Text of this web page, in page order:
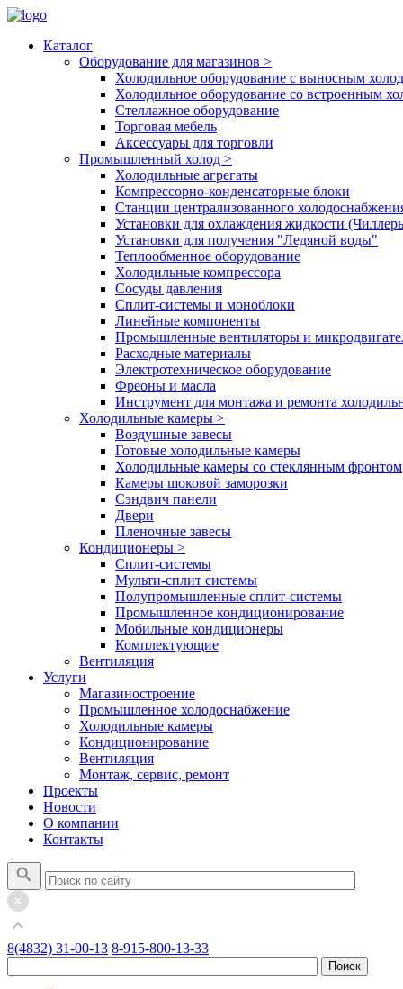
Каталог
Оборудование для магазинов >
Холодильное оборудование с выносным
Холодильное оборудование со встроенным
Стеллажное оборудование
Торговая мебель
Аксессуары для торговли
Промышленный холод >
Холодильные агрегаты
Компрессорно-конденсаторные блоки
Станции централизованного
Установки для охлаждения жидкости
Установки для получения "Ледяной воды"
Теплообменное оборудование
Холодильные компрессора
Сосуды давления
Cплит-системы и моноблоки
Линейные компоненты
Промышленные вентиляторы и
Расходные материалы
Электротехническое оборудование
Фреоны и масла
Инструмент для монтажа и ремонта
Холодильные камеры >
Воздушные завесы
Готовые холодильные камеры
Холодильные камеры со стеклянным фронтом
Камеры шоковой заморозки
Сэндвич панели
Двери
Пленочные завесы
Кондиционеры >
Сплит-системы
Мульти-сплит системы
Полупромышленные сплит-системы
Промышленное кондиционирование
Мобильные кондиционеры
Комплектующие
Вентиляция
Услуги
Магазиностроение
Промышленное холодоснабжение
Холодильные камеры
Кондиционирование
Вентиляция
Монтаж, сервис, ремонт
Проекты
Новости
О компании
Контакты
8(4832) 31-00-13 8-915-800-13-33